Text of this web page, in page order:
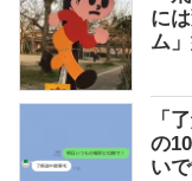
に
ム
「
の
い